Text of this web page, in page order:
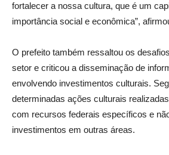
fortalecer a nossa cultura, que é um
importância social e econômica”,
O prefeito também ressaltou os
setor e criticou a disseminação de
envolvendo investimentos culturais.
determinadas ações culturais
com recursos federais específicos e
investimentos em outras áreas.